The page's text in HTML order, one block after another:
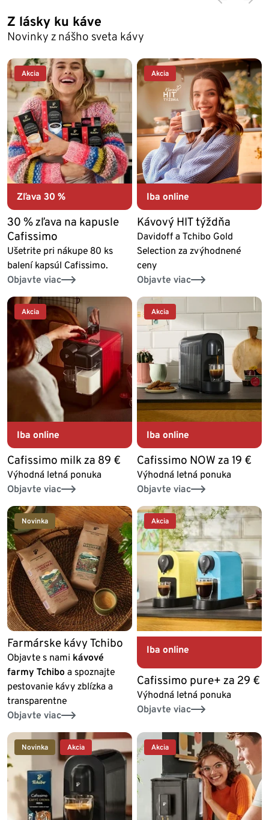
Z lásky ku káve
Novinky z nášho sveta kávy
Akcia
Zľava 30 %
30 % zľava na kapusle
Cafissimo
Ušetrite pri nákupe 80 ks
balení kapsúl Cafissimo.
Objavte viac
Akcia
Iba online
Kávový HIT týždňa
Davidoff a Tchibo Gold
Selection za zvýhodnené
ceny
Objavte viac
Akcia
Iba online
Cafissimo milk za 89 €
Výhodná letná ponuka
Objavte viac
Akcia
Iba online
Cafissimo NOW za 19 €
Výhodná letná ponuka
Objavte viac
Novinka
Farmárske kávy Tchibo
Objavte s nami kávové
farmy Tchibo a spoznajte
pestovanie kávy zblízka a
transparentne
Objavte viac
Akcia
Iba online
Cafissimo pure+ za 29 €
Výhodná letná ponuka
Objavte viac
Novinka Akcia Akcia